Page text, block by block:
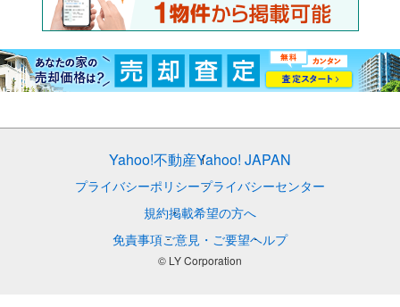
Yahoo!不動産Yahoo! JAPAN
プライバシーポリシープライバシーセンター
規約掲載希望の方へ
免責事項ご意見・ご要望ヘルプ
© LY Corporation